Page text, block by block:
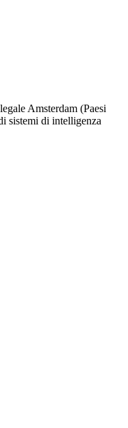
Amsterdam (Paesi
sistemi di intelligenza